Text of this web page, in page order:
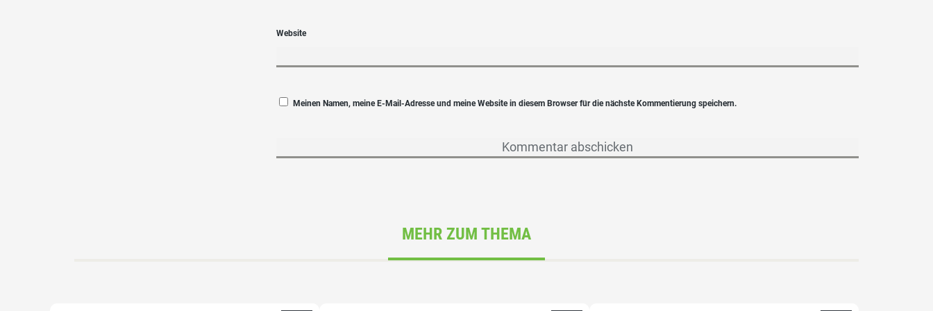
Website
Meinen Namen, meine E-Mail-Adresse und meine Website in diesem Browser für die nächste Kommentierung speichern.
MEHR ZUM THEMA